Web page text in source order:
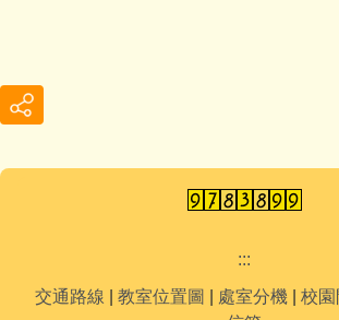
:::
交通路線
教室位置圖 處室分機 校園